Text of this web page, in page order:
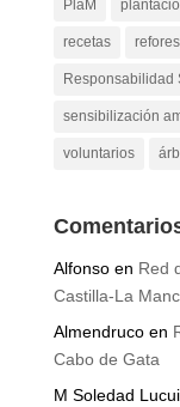
PlaM
recetas
Responsabilidad
sensibilización
voluntarios
Alfonsoen Red
Castilla-La
Almendrucoen
Cabo de Gata
M Soledad